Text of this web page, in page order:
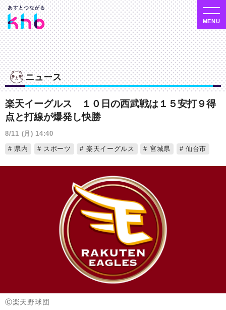
ニュース
楽天イーグルス １０日の西武戦は１５安打９得
点と打線が爆発し快勝
8/11 (月) 14:40
県内
スポーツ 楽天イーグルス 宮城県 仙台市
Ⓒ楽天野球団